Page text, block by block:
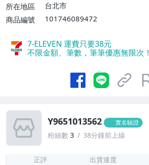
所在地區
台北市
商品編號
101746089472
7-ELEVEN 運費只要38元
不限金額、筆數，筆筆優惠無限次！
Y9651013562 實名驗證
粉絲數 3 38分鐘前上線
正評 出貨速度